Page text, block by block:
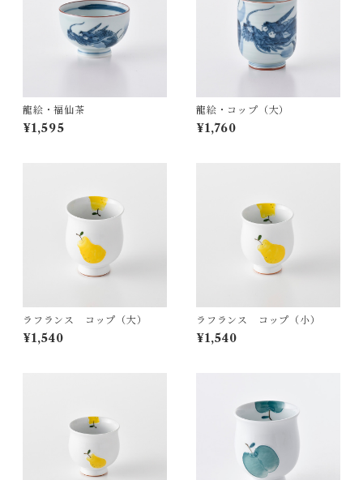
龍絵・福仙茶
¥1,595
龍絵・コップ（大）
¥1,760
ラフランス コップ（大）
¥1,540
ラフランス コップ（小）
¥1,540